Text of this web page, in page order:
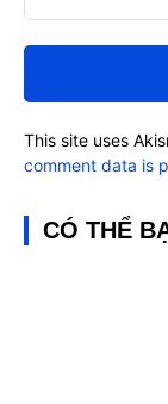
This site uses
comment data is
CÓ THỂ